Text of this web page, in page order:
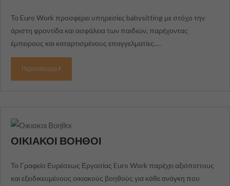
Το Euro Work προσφέρει υπηρεσίες babysitting με στόχο την
άριστη φροντίδα και ασφάλεια των παιδιών, παρέχοντας
έμπειρους και καταρτισμένους επαγγελματίες.…
Περισσότερα
ΟΙΚΙΑΚΟΙ ΒΟΗΘΟΙ
Το Γραφείο Ευρέσεως Εργασίας Euro Work παρέχει αξιόπιστους
και εξειδικευμένους οικιακούς βοηθούς για κάθε ανάγκη που